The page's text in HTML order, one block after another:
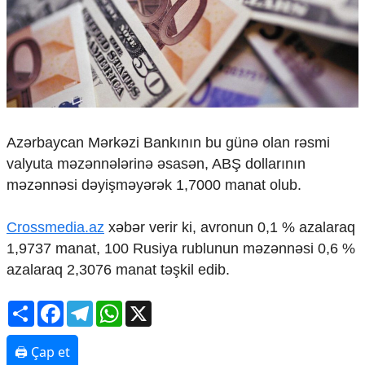
Çarpaz baxış
Təhlil
Siyasi
Geosiyasi
İqtisadi
Sosioloji
Araşdırma
Multimedia
Foto
İnfoqrafika
Podcast
Humanitar
Elm və təhsil
Mədəniyyət
Diaspor
Yüksəliş hekayəsi
Azərbaycan Mərkəzi Bankının bu günə olan rəsmi
valyuta məzənnələrinə əsasən, ABŞ dollarının
məzənnəsi dəyişməyərək 1,7000 manat olub.
Crossmedia.az xəbər verir ki, avronun 0,1 % azalaraq
1,9737 manat, 100 Rusiya rublunun məzənnəsi 0,6 %
azalaraq 2,3076 manat təşkil edib.
ShareFacebookTelegramWhatsApp
🖨 Çap et